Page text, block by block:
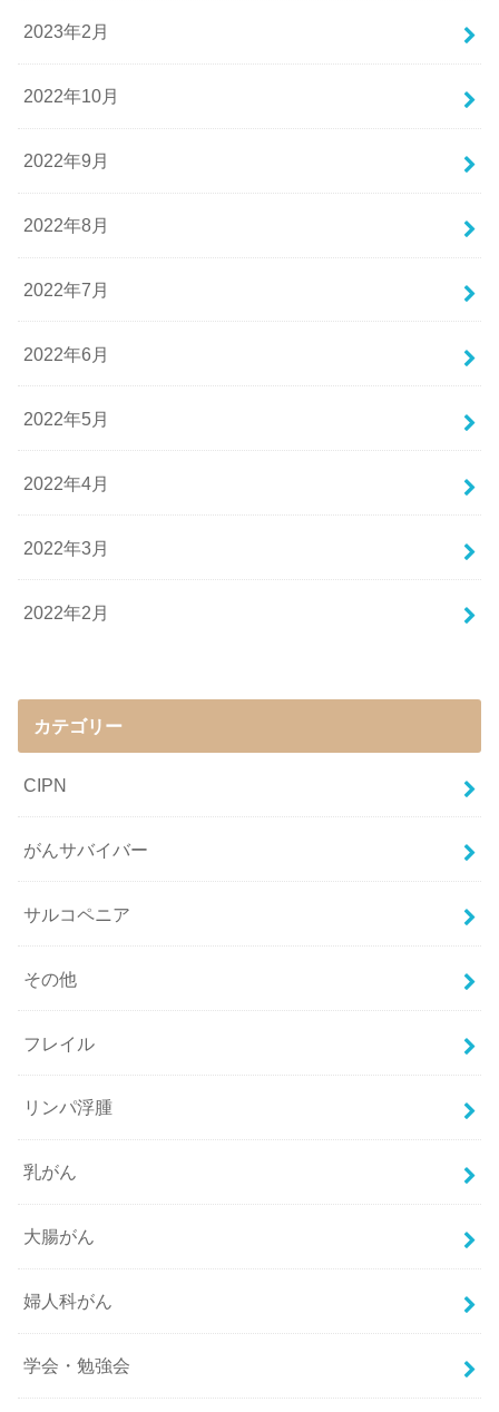
2023年2月
2022年10月
2022年9月
2022年8月
2022年7月
2022年6月
2022年5月
2022年4月
2022年3月
2022年2月
カテゴリー
CIPN
がんサバイバー
サルコペニア
その他
フレイル
リンパ浮腫
乳がん
大腸がん
婦人科がん
学会・勉強会